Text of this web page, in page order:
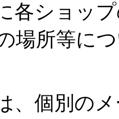
各ショッ
場所等に
、個別の